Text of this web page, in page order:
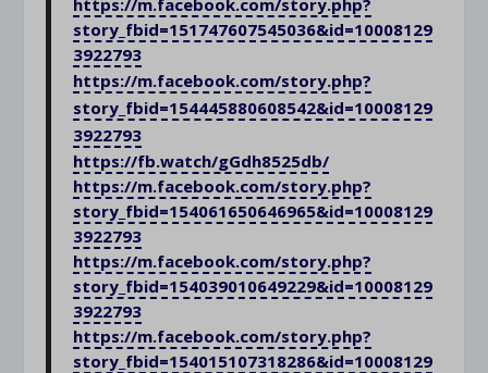
story_fbid=151747607545036&id=10008129
3922793
https://m.facebook.com/story.php?
story_fbid=154445880608542&id=10008129
3922793
https://fb.watch/gGdh8525db/
https://m.facebook.com/story.php?
story_fbid=154061650646965&id=10008129
3922793
https://m.facebook.com/story.php?
story_fbid=154039010649229&id=10008129
3922793
https://m.facebook.com/story.php?
story_fbid=154015107318286&id=10008129